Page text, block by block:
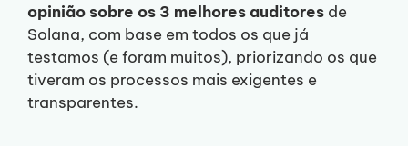
opinião sobre os 3 melhores auditores de
Solana, com base em todos os que já
testamos (e foram muitos), priorizando os que
tiveram os processos mais exigentes e
transparentes.